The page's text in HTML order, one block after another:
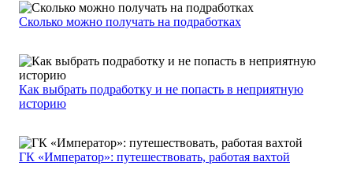
Сколько можно получать на подработках
Как выбрать подработку и не попасть в неприятную
историю
ГК «Император»: путешествовать, работая вахтой